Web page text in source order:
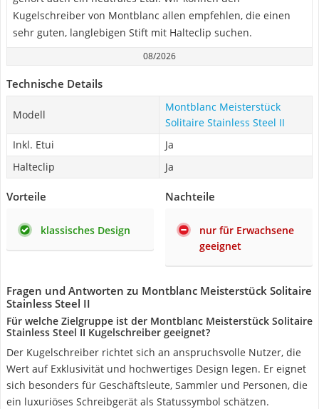
Kugelschreiber von Montblanc allen empfehlen, die einen
sehr guten, langlebigen Stift mit Halteclip suchen.
08/2026
Technische Details
Modell
Montblanc Meisterstück
Solitaire Stainless Steel II
Inkl. Etui
Ja
Halteclip
Ja
Vorteile
klassisches Design
Nachteile
nur für Erwachsene
geeignet
Fragen und Antworten zu Montblanc Meisterstück Solitaire
Stainless Steel II
Für welche Zielgruppe ist der Montblanc Meisterstück Solitaire
Stainless Steel II Kugelschreiber geeignet?
Der Kugelschreiber richtet sich an anspruchsvolle Nutzer, die
Wert auf Exklusivität und hochwertiges Design legen. Er eignet
sich besonders für Geschäftsleute, Sammler und Personen, die
ein luxuriöses Schreibgerät als Statussymbol schätzen.